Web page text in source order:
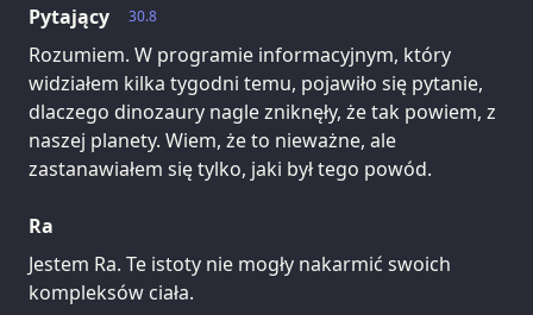
30.8
Pytający
Rozumiem. W programie informacyjnym, który
widziałem kilka tygodni temu, pojawiło się pytanie,
dlaczego dinozaury nagle zniknęły, że tak powiem, z
naszej planety. Wiem, że to nieważne, ale
zastanawiałem się tylko, jaki był tego powód.
Ra
Jestem Ra. Te istoty nie mogły nakarmić swoich
kompleksów ciała.